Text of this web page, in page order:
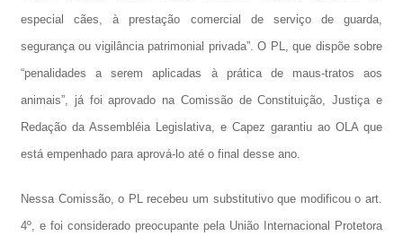
especial cães, à prestação comercial de serviço de guarda,
segurança ou vigilância patrimonial privada”. O PL, que dispõe sobre
“penalidades a serem aplicadas à prática de maus-tratos aos
animais”, já foi aprovado na Comissão de Constituição, Justiça e
Redação da Assembléia Legislativa, e Capez garantiu ao OLA que
está empenhado para aprová-lo até o final desse ano.
Nessa Comissão, o PL recebeu um substitutivo que modificou o art.
4º, e foi considerado preocupante pela União Internacional Protetora